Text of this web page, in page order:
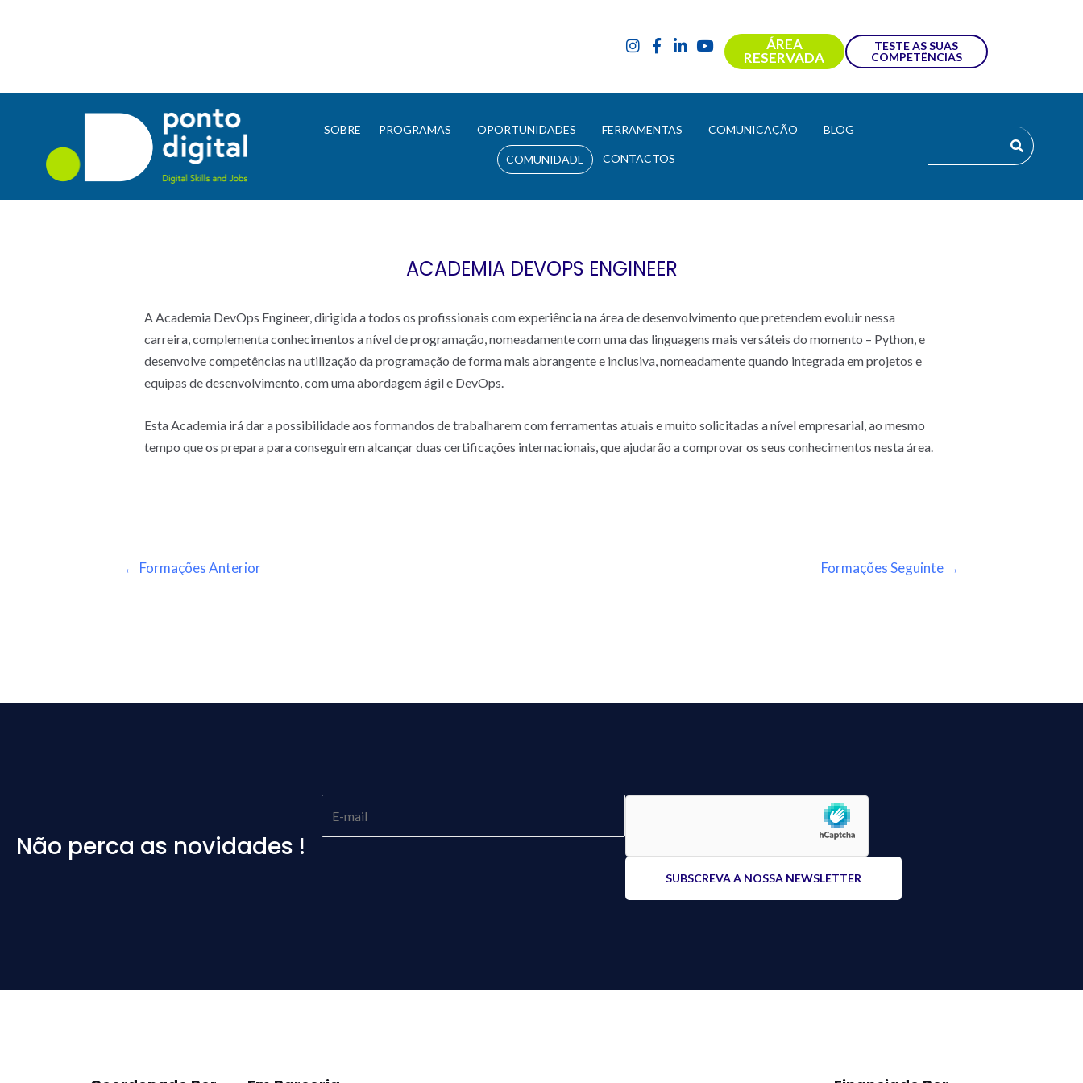
ÁREA
RESERVADA
TESTE AS SUAS
COMPETÊNCIAS
SOBRE PROGRAMAS OPORTUNIDADES FERRAMENTAS COMUNICAÇÃO BLOG
COMUNIDADE CONTACTOS
ACADEMIA DEVOPS ENGINEER
A Academia DevOps Engineer, dirigida a todos os profissionais com experiência na área de desenvolvimento que pretendem evoluir nessa
carreira, complementa conhecimentos a nível de programação, nomeadamente com uma das linguagens mais versáteis do momento – Python, e
desenvolve competências na utilização da programação de forma mais abrangente e inclusiva, nomeadamente quando integrada em projetos e
equipas de desenvolvimento, com uma abordagem ágil e DevOps.
Esta Academia irá dar a possibilidade aos formandos de trabalharem com ferramentas atuais e muito solicitadas a nível empresarial, ao mesmo
tempo que os prepara para conseguirem alcançar duas certificações internacionais, que ajudarão a comprovar os seus conhecimentos nesta área.
← Formações Anterior Formações Seguinte →
Não perca as novidades !